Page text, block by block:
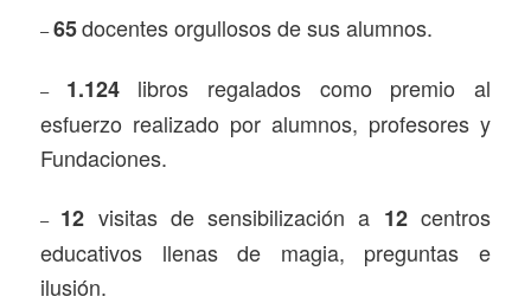
–65docentes orgullosos de sus alumnos.
– 1.124 libros regalados como premio al
esfuerzo realizado por alumnos, profesores y
Fundaciones.
– 12 visitas de sensibilización a 12centros
educativos llenas de magia, preguntas e
ilusión.